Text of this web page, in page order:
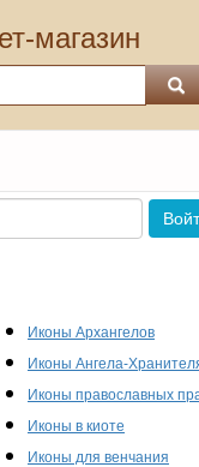
магазин
Иконы Архангелов
Иконы Ангела-
Иконы православных
Иконы в киоте
Иконы для венчания